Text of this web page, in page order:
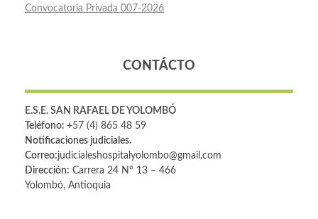
Convocatoria Privada 007-2026
CONTÁCTO
E.S.E. SAN RAFAEL DE YOLOMBÓ
Teléfono: +57 (4) 865 48 59
Notificaciones judiciales.
Correo:judicialeshospitalyolombo@gmail.com
Dirección: Carrera 24 Nº 13 – 466
Yolombó, Antioquia